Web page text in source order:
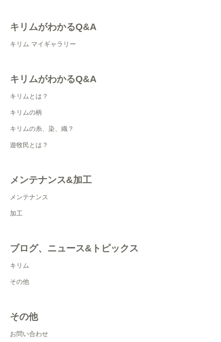
キリムがわかるQ&A
キリム マイギャラリー
キリムがわかるQ&A
キリムとは？
キリムの柄
キリムの糸、染、織？
遊牧民とは？
メンテナンス&加工
メンテナンス
加工
ブログ、ニュース&トピックス
キリム
その他
その他
お問い合わせ